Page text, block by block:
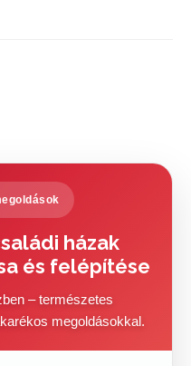
házak
és felépítése
– természetes
megoldásokkal.